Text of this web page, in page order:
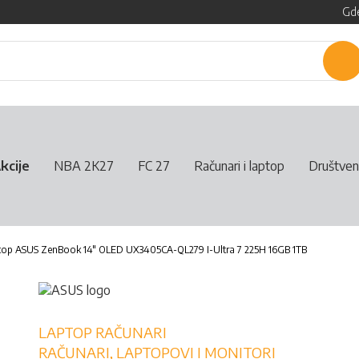
NBA 2K27 FC 27 Računari i laptop
ASUS ZenBook 14" OLED UX3405CA-QL279 I-Ultra 7 225H 16GB 1TB
LAPTOP RAČUNARI
RAČUNARI, LAPTOPOVI I MONITORI